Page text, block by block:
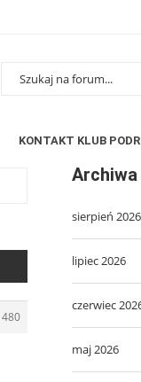
KONTAKT KLUB
Archiwa
sierpień 2026
lipiec 2026
czerwiec
maj 2026